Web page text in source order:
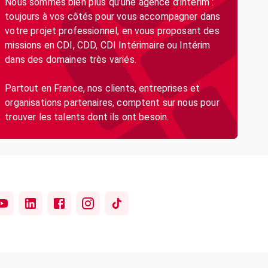
toujours à vos côtés pour vous accompagner dans
votre projet professionnel, en vous proposant des
missions en CDI, CDD, CDI Intérimaire ou Intérim
dans des domaines très variés.
Partout en France, nos clients, entreprises et
organisations partenaires, comptent sur nous pour
trouver les talents dont ils ont besoin.